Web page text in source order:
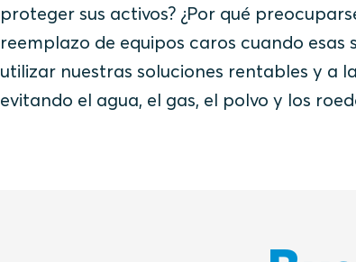
proteger sus activos? ¿Por qué
reemplazo de equipos caros cuando
utilizar nuestras soluciones rentables y
evitando el agua, el gas, el polvo y los